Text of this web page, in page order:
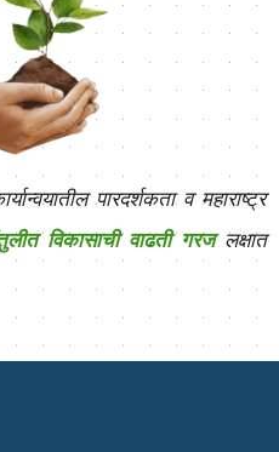
पारदर्शकता व महाराष्ट्र
विकासाची वाढती गरजलक्षात